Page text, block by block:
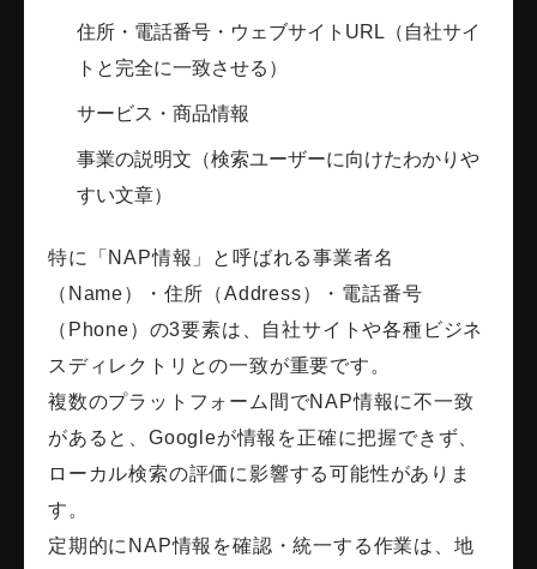
住所・電話番号・ウェブサイトURL（自社サイ
トと完全に一致させる）
サービス・商品情報
事業の説明文（検索ユーザーに向けたわかりや
すい文章）
特に「NAP情報」と呼ばれる事業者名
（Name）・住所（Address）・電話番号
（Phone）の3要素は、自社サイトや各種ビジネ
スディレクトリとの一致が重要です。
複数のプラットフォーム間でNAP情報に不一致
があると、Googleが情報を正確に把握できず、
ローカル検索の評価に影響する可能性がありま
す。
定期的にNAP情報を確認・統一する作業は、地